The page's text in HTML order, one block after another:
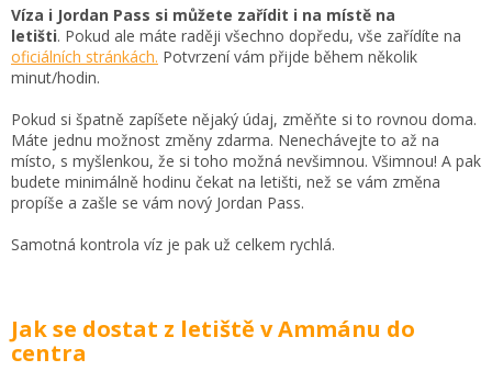
Víza i Jordan Pass si můžete zařídit i na místě na
letišti. Pokud ale máte raději všechno dopředu, vše zařídíte na
oficiálních stránkách. Potvrzení vám přijde během několik
minut/hodin.
Pokud si špatně zapíšete nějaký údaj, změňte si to rovnou doma.
Máte jednu možnost změny zdarma. Nenechávejte to až na
místo, s myšlenkou, že si toho možná nevšimnou. Všimnou! A pak
budete minimálně hodinu čekat na letišti, než se vám změna
propíše a zašle se vám nový Jordan Pass.
Samotná kontrola víz je pak už celkem rychlá.
Jak se dostat z letiště v Ammánu do
centra